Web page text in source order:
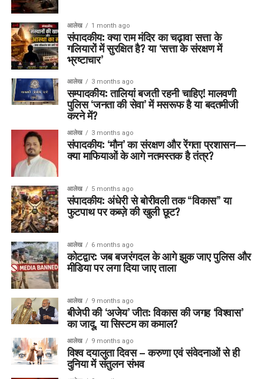
आलेख 1 month ago
संपादकीय: क्या राम मंदिर का चढ़ावा सत्ता के
गलियारों में सुरक्षित है? या ‘सत्ता के संरक्षण में
भ्रष्टाचार’
आलेख 3 months ago
सम्पादकीय: तालियां बजती रहनी चाहिए! मालवणी
पुलिस ‘जनता की सेवा’ में मसरूफ है या बदतमीजी
करने में?
आलेख 3 months ago
संपादकीय: ‘मौन’ का संरक्षण और रेंगता प्रशासन—
क्या माफियाओं के आगे नतमस्तक है तंत्र?
आलेख 5 months ago
संपादकीय: अंधेरी से बोरीवली तक “विकास” या
फुटपाथ पर कब्ज़े की खुली छूट?
आलेख 6 months ago
कोटद्वार: जब बजरंगदल के आगे झुक जाए पुलिस और
मीडिया पर लगा दिया जाए ताला
आलेख 9 months ago
बीजेपी की ‘अजेय’ जीत: विकास की जगह ‘विश्वास’
का जादू, या सिस्टम का कमाल?
आलेख 9 months ago
विश्व दयालुता दिवस – करुणा एवं संवेदनाओं से ही
दुनिया में संतुलन संभव